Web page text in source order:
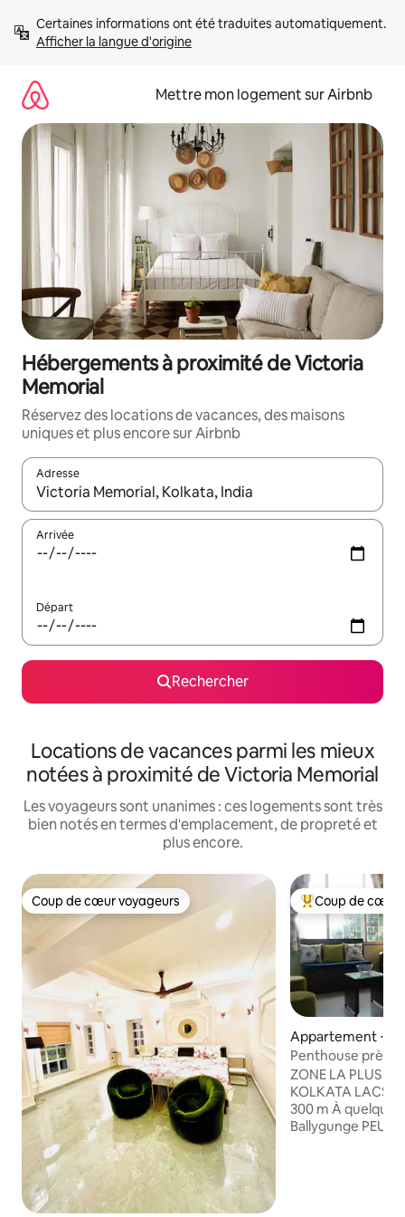
directement
Afficher la langue d'origine
Mettre mon logement sur Airbnb
Hébergements à proximité de Victoria
Memorial
Réservez des locations de vacances, des maisons
uniques et plus encore sur Airbnb
Adresse
Lorsque les résultats s'affichent, utilisez les flèches vers le
Arrivée
Départ
Rechercher
Locations de vacances parmi les mieux
notées à proximité de Victoria Memorial
Les voyageurs sont unanimes : ces logements sont très
bien notés en termes d'emplacement, de propreté et
plus encore.
Coup de cœur voyageurs
Coup de cœur voyageurs Coups de cœur
Coup de cœur
Appartement ⋅
Penthouse près
Lakes + terrasse
ZONE LA PLUS
KOLKATA LACS
300 m À
Ballygunge PEUT